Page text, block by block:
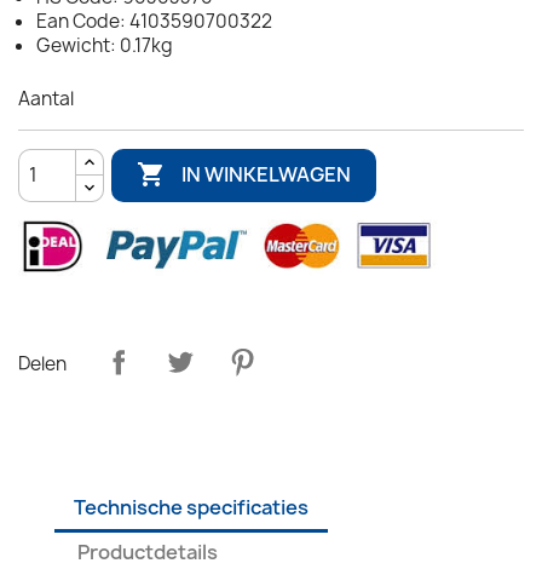
Ean Code: 4103590700322
Gewicht: 0.17kg
Aantal
 IN WINKELWAGEN
Delen
Technische specificaties
Productdetails